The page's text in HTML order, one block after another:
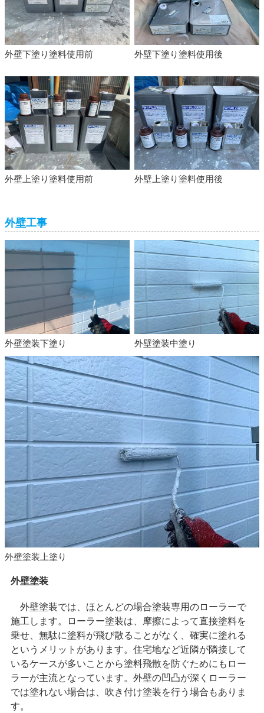
外壁下塗り塗料使用前 外壁下塗り塗料使用後
外壁上塗り塗料使用前 外壁上塗り塗料使用後
外壁工事
外壁塗装下塗り 外壁塗装中塗り
外壁塗装上塗り
外壁塗装
外壁塗装では、ほとんどの場合塗装専用のローラーで
施工します。ローラー塗装は、摩擦によって直接塗料を
乗せ、無駄に塗料が飛び散ることがなく、確実に塗れる
というメリットがあります。住宅地など近隣が隣接して
いるケースが多いことから塗料飛散を防ぐためにもロー
ラーが主流となっています。外壁の凹凸が深くローラー
では塗れない場合は、吹き付け塗装を行う場合もありま
す。